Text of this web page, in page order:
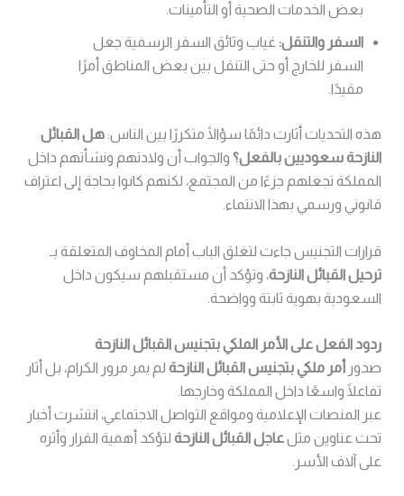
بعض الخدمات الصحية أو التأمينات.
السفر والتنقل: غياب وثائق السفر الرسمية جعل
السفر للخارج أو حتى التنقل بين بعض المناطق أمرًا
مقيدًا.
هذه التحديات أثارت دائمًا سؤالًا متكررًا بين الناس: هل القبائل
النازحة سعوديين بالفعل؟والجواب أن ولادتهم ونشأتهم داخل
المملكة تجعلهم جزءًا من المجتمع، لكنهم كانوا بحاجة إلى اعتراف
قانوني ورسمي بهذا الانتماء.
قرارات التجنيس جاءت لتغلق الباب أمام المخاوف المتعلقة بـ
ترحيل القبائل النازحة، وتؤكد أن مستقبلهم سيكون داخل
السعودية بهوية ثابتة وواضحة.
ردود الفعل على الأمر الملكي بتجنيس القبائل النازحة
صدور أمر ملكي بتجنيس القبائل النازحةلم يمر مرور الكرام، بل أثار
تفاعلًا واسعًا داخل المملكة وخارجها.
عبر المنصات الإعلامية ومواقع التواصل الاجتماعي، انتشرت أخبار
تحت عناوين مثلعاجل القبائل النازحةلتؤكد أهمية القرار وأثره
على آلاف الأسر.